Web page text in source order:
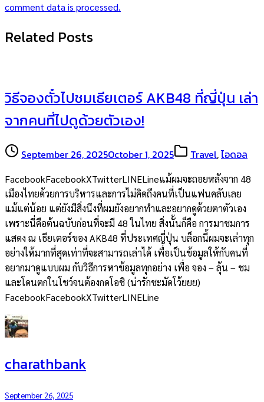
comment data is processed.
Related Posts
วิธีจองตั๋วไปชมเธียเตอร์ AKB48 ที่ญี่ปุ่น เล่า
จากคนที่ไปดูด้วยตัวเอง!
September 26, 2025October 1, 2025 Travel,ไอดอล
FacebookFacebookXTwitterLINELineแม้ผมจะถอยหลังจาก 48
เมืองไทยด้วยการบริหารและการไม่คิดถึงคนที่เป็นแฟนคลับเลย
แม้แต่น้อย แต่ยังมีสิ่งนึงที่ผมยังอยากทำและอยากดูด้วยตาตัวเอง
เพราะนี่คือต้นฉบับก่อนที่จะมี 48 ในไทย สิ่งนั้นก็คือ การมาชมการ
แสดง ณ เธียเตอร์ของ AKB48 ที่ประเทศญี่ปุ่น บล็อกนี้ผมจะเล่าทุก
อย่างให้มากที่สุดเท่าที่จะสามารถเล่าได้ เพื่อเป็นข้อมูลให้กับคนที่
อยากมาดูแบบผม กับวิธีการหาข้อมูลทุกอย่าง เพื่อ จอง – ลุ้น – ชม
และโดนตกในโชว์จนต้องกดโอชิ (น่ารักชะมัดโว้ยยย)
FacebookFacebookXTwitterLINELine
charathbank
September 26, 2025